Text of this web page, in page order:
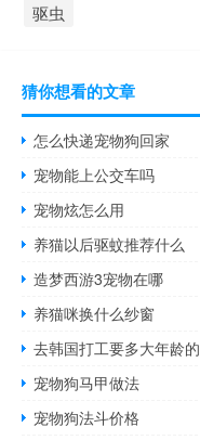
驱虫
猜你想看的文章
怎么快递宠物狗回家
宠物能上公交车吗
宠物炫怎么用
养猫以后驱蚊推荐什么
造梦西游3宠物在哪
养猫咪换什么纱窗
去韩国打工要多大年龄的
宠物狗马甲做法
宠物狗法斗价格